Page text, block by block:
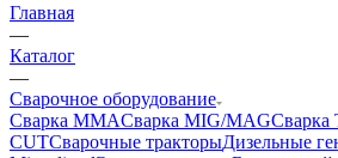
Главная
—
Каталог
—
Сварочное оборудование
Сварка MMAСварка MIG/MAGСварка
CUTСварочные тракторыДизельные